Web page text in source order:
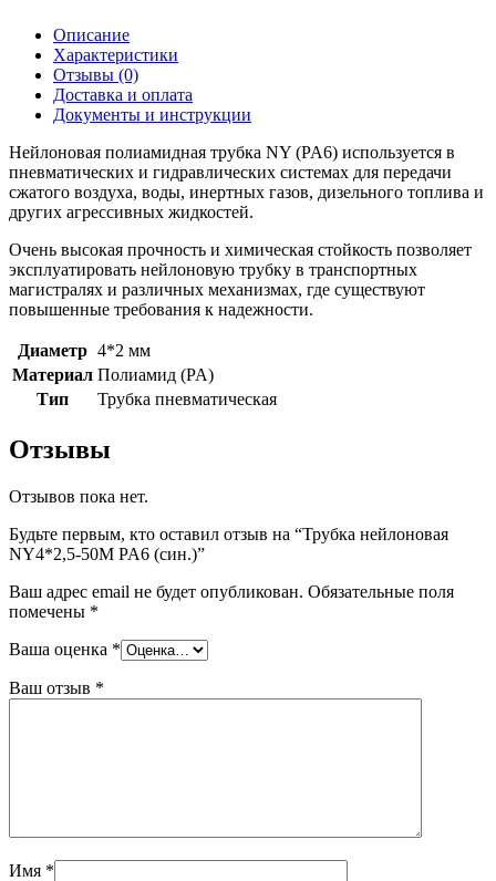
Описание
Характеристики
Отзывы (0)
Доставка и оплата
Документы и инструкции
Нейлоновая полиамидная трубка NY (PA6) используется в
пневматических и гидравлических системах для передачи
сжатого воздуха, воды, инертных газов, дизельного топлива и
других агрессивных жидкостей.
Очень высокая прочность и химическая стойкость позволяет
эксплуатировать нейлоновую трубку в транспортных
магистралях и различных механизмах, где существуют
повышенные требования к надежности.
Диаметр 4*2 мм
Материал Полиамид (PA)
Тип
Трубка пневматическая
Отзывы
Отзывов пока нет.
Будьте первым, кто оставил отзыв на “Трубка нейлоновая
NY4*2,5-50M PA6 (син.)”
Ваш адрес email не будет опубликован. Обязательные поля
помечены *
Ваша оценка *
Ваш отзыв *
Имя *